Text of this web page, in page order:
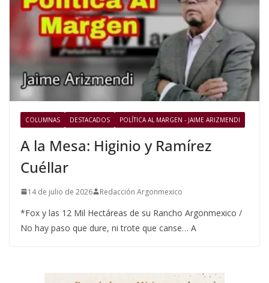
COLUMNAS DESTACADOS POLÍTICA AL MARGEN - JAIME ARIZMENDI
A la Mesa: Higinio y Ramírez
Cuéllar
14 de julio de 2026 Redacción Argonmexico
*Fox y las 12 Mil Hectáreas de su Rancho Argonmexico /
No hay paso que dure, ni trote que canse… A